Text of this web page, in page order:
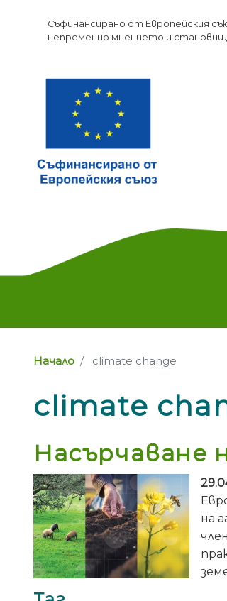
Съфинансирано от Европейския
непременно мнението и
Начало climate change
climate
Насърчаване
на